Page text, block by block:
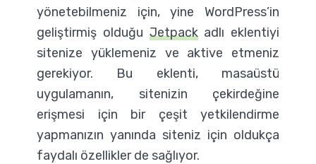
yönetebilmeniz için, yine WordPress’in
geliştirmiş olduğu Jetpackadlı eklentiyi
sitenize yüklemeniz ve aktive etmeniz
gerekiyor. Bu eklenti, masaüstü
uygulamanın, sitenizin çekirdeğine
erişmesi için bir çeşit yetkilendirme
yapmanızın yanında siteniz için oldukça
faydalı özellikler de sağlıyor.